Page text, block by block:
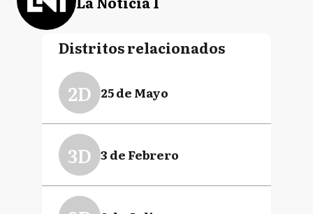
Distritos relacionados
2D 25 de Mayo
3D 3 de Febrero